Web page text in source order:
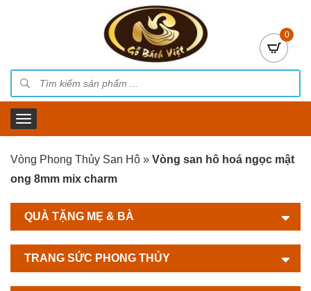
0
Vòng Phong Thủy San Hô » Vòng san hô hoá ngọc mật
ong 8mm mix charm
QUÀ TẶNG MẸ & BÀ
TRANG SỨC PHONG THỦY